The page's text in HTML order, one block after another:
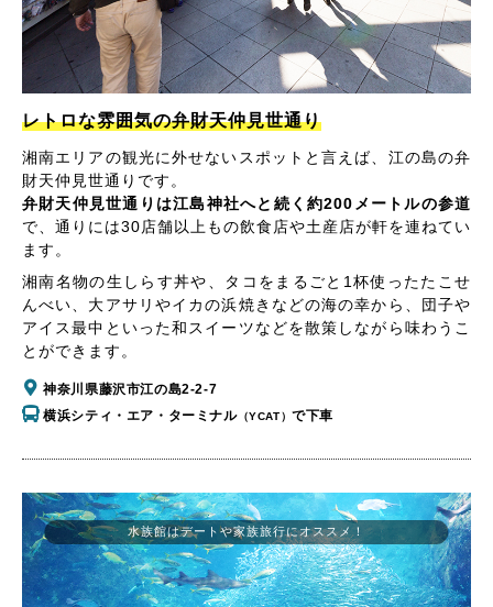
レトロな雰囲気の弁財天仲見世通り
湘南エリアの観光に外せないスポットと言えば、江の島の弁
財天仲見世通りです。
弁財天仲見世通りは江島神社へと続く約200メートルの参道
で、通りには30店舗以上もの飲食店や土産店が軒を連ねてい
ます。
湘南名物の生しらす丼や、タコをまるごと1杯使ったたこせ
んべい、大アサリやイカの浜焼きなどの海の幸から、団子や
アイス最中といった和スイーツなどを散策しながら味わうこ
とができます。
神奈川県藤沢市江の島2-2-7
横浜シティ・エア・ターミナル（YCAT）で下車
水族館はデートや家族旅行にオススメ！